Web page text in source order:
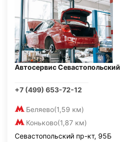
Автосервис Севастопольский
+7 (499) 653-72-12
Беляево(1,59 км)
Коньково(1,87 км)
Севастопольский пр-кт, 95Б